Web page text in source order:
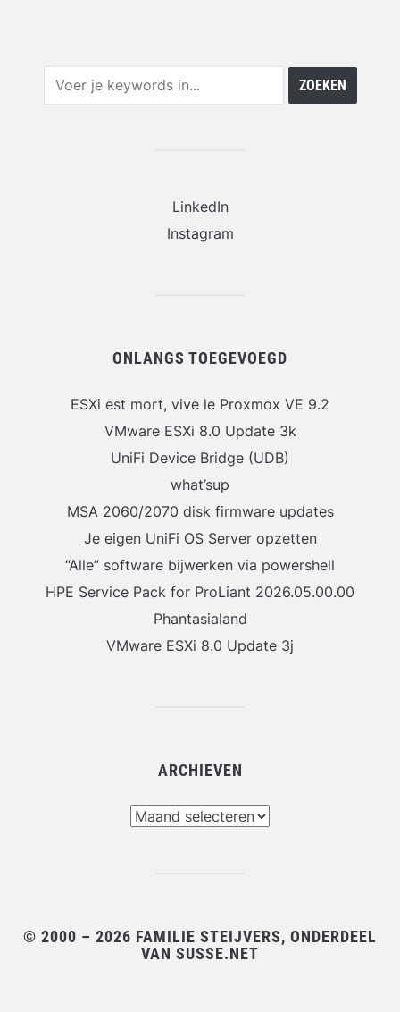
LinkedIn
Instagram
ONLANGS TOEGEVOEGD
ESXi est mort, vive le Proxmox VE 9.2
VMware ESXi 8.0 Update 3k
UniFi Device Bridge (UDB)
what’sup
MSA 2060/2070 disk firmware updates
Je eigen UniFi OS Server opzetten
“Alle” software bijwerken via powershell
HPE Service Pack for ProLiant 2026.05.00.00
Phantasialand
VMware ESXi 8.0 Update 3j
ARCHIEVEN
© 2000 – 2026 FAMILIE STEIJVERS, ONDERDEEL
VAN SUSSE.NET